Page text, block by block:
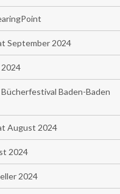
September 2024
2024
Baden-Baden
August 2024
2024
2024